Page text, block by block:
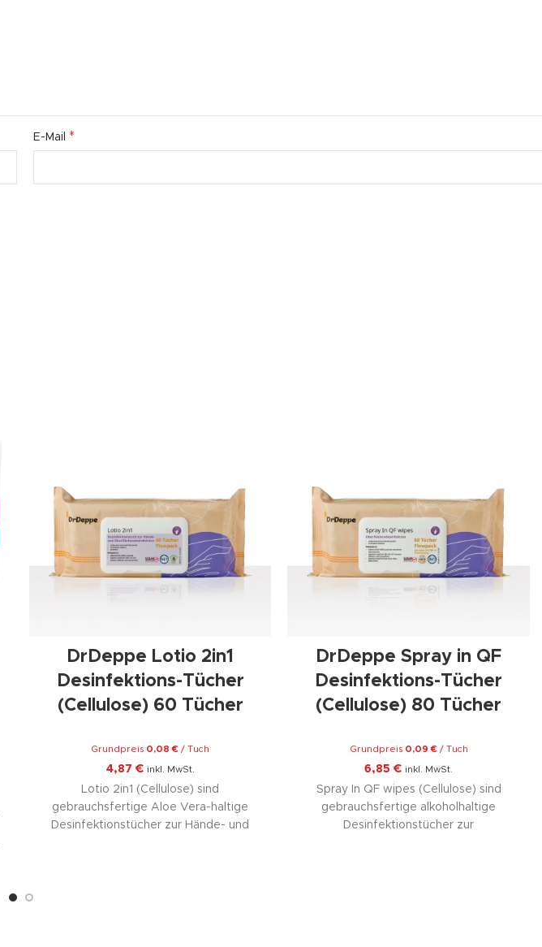
E-Mail *
DrDeppe Lotio 2in1
Desinfektions-Tücher
(Cellulose) 60 Tücher
4,87 € inkl. MwSt.
Grundpreis 0,08€ /Tuch
Lotio 2in1 (Cellulose) sind
gebrauchsfertige Aloe Vera-haltige
Desinfektionstücher zur Hände- und
Tuch
DrDeppe Spray in QF
Desinfektions-Tücher
(Cellulose) 80 Tücher
6,85€ inkl. MwSt.
Grundpreis 0,09€/ Tuch
Spray In QF wipes (Cellulose) sind
gebrauchsfertige alkoholhaltige
Desinfektionstücher zur
Tuch